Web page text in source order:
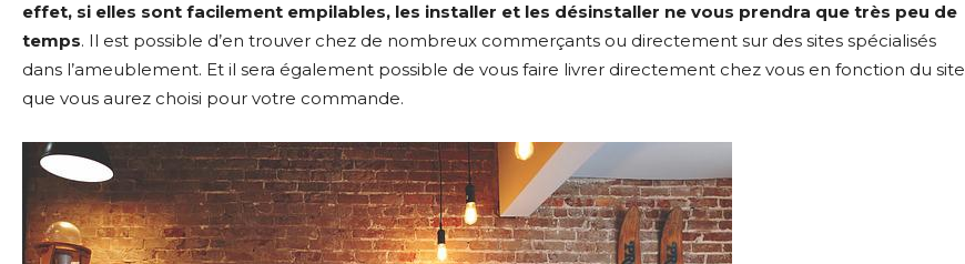
effet, si elles sont facilement empilables, les installer et les désinstaller ne vous prendra que très peu de
temps. Il est possible d’en trouver chez de nombreux commerçants ou directement sur des sites spécialisés
dans l’ameublement. Et il sera également possible de vous faire livrer directement chez vous en fonction du site
que vous aurez choisi pour votre commande.